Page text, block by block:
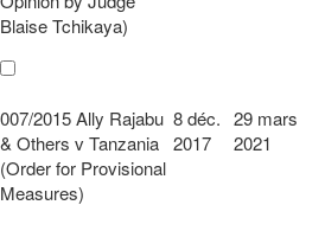
Blaise Tchikaya)
007/2015 Ally Rajabu
& Others v Tanzania
(Order for Provisional
Measures)
8 déc.
2017
29 mars
2021